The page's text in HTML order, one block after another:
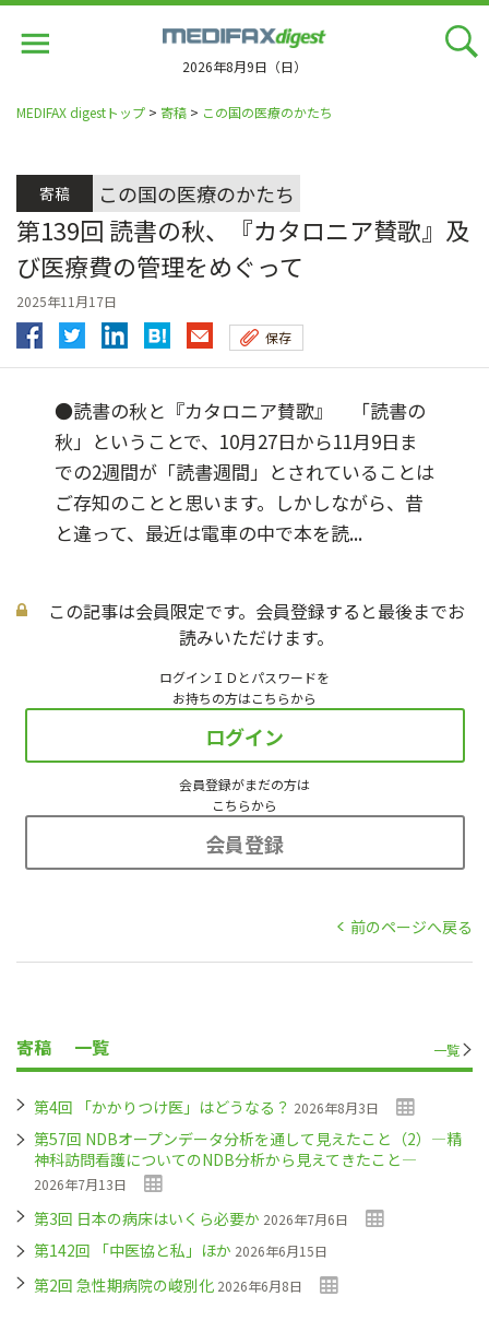
2026年8月9日（日）
MEDIFAX digestトップ > 寄稿 > この国の医療のかたち
寄稿 この国の医療のかたち
第139回 読書の秋、『カタロニア賛歌』及
び医療費の管理をめぐって
2025年11月17日
保存
●読書の秋と『カタロニア賛歌』 「読書の
秋」ということで、10月27日から11月9日ま
での2週間が「読書週間」とされていることは
ご存知のことと思います。しかしながら、昔
と違って、最近は電車の中で本を読...
この記事は会員限定です。会員登録すると最後までお
読みいただけます。
ログインＩＤとパスワードを
お持ちの方はこちらから
ログイン
会員登録がまだの方は
こちらから
会員登録
前のページへ戻る
寄稿 一覧 一覧
第4回 「かかりつけ医」はどうなる？ 2026年8月3日
第57回 NDBオープンデータ分析を通して見えたこと（2）―精
神科訪問看護についてのNDB分析から見えてきたこと―
2026年7月13日
第3回 日本の病床はいくら必要か 2026年7月6日
第142回 「中医協と私」ほか 2026年6月15日
第2回 急性期病院の峻別化 2026年6月8日